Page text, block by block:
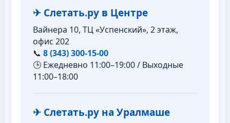
✈ Слетать.ру в Центре
Вайнера 10, ТЦ «Успенский», 2 этаж,
офис 202
📞 8 (343) 300-15-00
🕒 Ежедневно 11:00–19:00 / Выходные
11:00–18:00
✈ Слетать.ру на Уралмаше